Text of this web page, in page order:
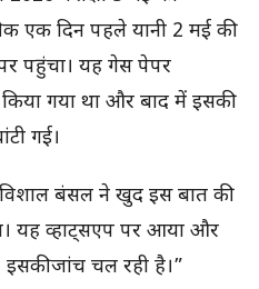
एक दिन पहले यानी 2 मई की
पहुंचा। यह गेस पेपर
गया था और बाद में इसकी
गई।
बंसल ने खुद इस बात की
यह व्हाट्सएप पर आया और
इसकी जांच चल रही है।”